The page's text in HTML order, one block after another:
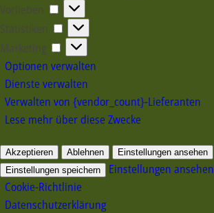
Vorlieben
Vorlieben
Statistiken Statistiken
Marketing Marketing
Optionen verwalten
Dienste verwalten
Verwalten von {vendor_count}-Lieferanten
Lese mehr über diese Zwecke
Akzeptieren Ablehnen
Einstellungen ansehen
Einstellungen speichern
Einstellungen ansehen
Cookie-Richtlinie
Datenschutzerklärung